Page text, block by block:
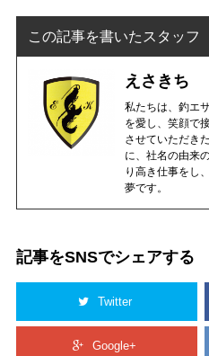
この記事を書いたスタッフ
えさきち
私たちは、釣エ
を愛し、笑顔で
させていただき
に、社名の由来
り高き仕事をし
夢です。
記事をSNSでシェアする
Twitter
Google+